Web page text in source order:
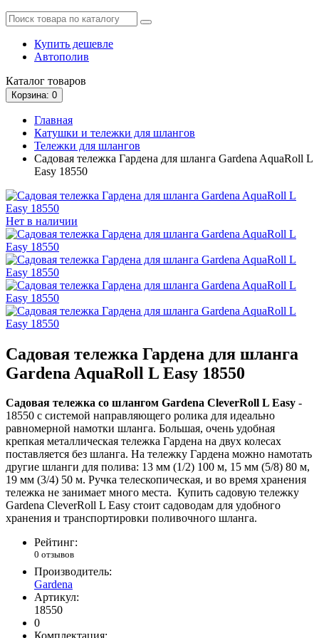
Купить дешевле
Автополив
Каталог товаров
Корзина: 0
Главная
Катушки и тележки для шлангов
Тележки для шлангов
Садовая тележка Гардена для шланга Gardena AquaRoll L
Easy 18550
Нет в наличии
Садовая тележка Гардена для шланга
Gardena AquaRoll L Easy 18550
Садовая тележка со шлангом Gardena CleverRoll L Easy -
18550 с системой направляющего ролика для идеально
равномерной намотки шланга. Большая, очень удобная
крепкая металлическая тележка Гардена на двух колесах
поставляется без шланга. На тележку Гардена можно намотать
другие шланги для полива: 13 мм (1/2) 100 м, 15 мм (5/8) 80 м,
19 мм (3/4) 50 м. Ручка телескопическая, и во время хранения
тележка не занимает много места. Купить садовую тележку
Gardena CleverRoll L Easy стоит садоводам для удобного
хранения и транспортировки поливочного шланга.
Рейтинг:
0 отзывов
Производитель:
Gardena
Артикул:
18550
0
Комплектация: